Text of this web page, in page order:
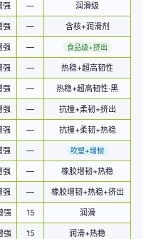
强 — 润滑级
强 — 含核+润滑剂
强 — 食品级+挤出
强 — 热稳+超高韧性
强 — 热稳+超高韧性·黑
强 — 抗撞+柔韧+挤出
强 — 抗撞+柔韧+热稳
强 — 吹塑+增韧
强 — 橡胶增韧+热稳
强 — 橡胶增韧+热稳+挤出
强 15 润滑
强 15 润滑+热稳